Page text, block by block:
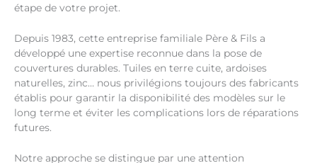
étape de votre projet.
Depuis 1983, cette entreprise familiale Père & Fils a
développé une expertise reconnue dans la pose de
couvertures durables. Tuiles en terre cuite, ardoises
naturelles, zinc… nous privilégions toujours des fabricants
établis pour garantir la disponibilité des modèles sur le
long terme et éviter les complications lors de réparations
futures.
Notre approche se distingue par une attention